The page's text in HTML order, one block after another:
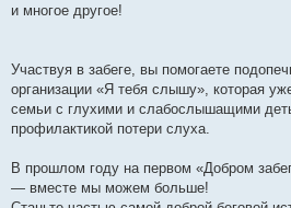
и многое другое!
Участвуя в забеге, вы помогаете
организации «Я тебя слышу», которая
семьи с глухими и слабослышащими
профилактикой потери слуха.
В прошлом году на первом «Добром
— вместе мы можем больше!